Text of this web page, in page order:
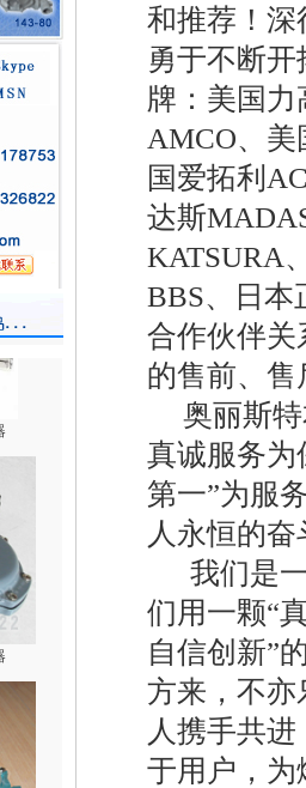
和推荐！深
勇于不断
牌：美国力
AMCO、美
国爱拓利
达斯
KATSURA
BBS、日本
合作伙伴关
的售前、
奥丽斯特
真诚服务为
第一”为服
人永恒的
我们是一
们用一颗“
自信创新”
方来，不
人携手共
于用户，为